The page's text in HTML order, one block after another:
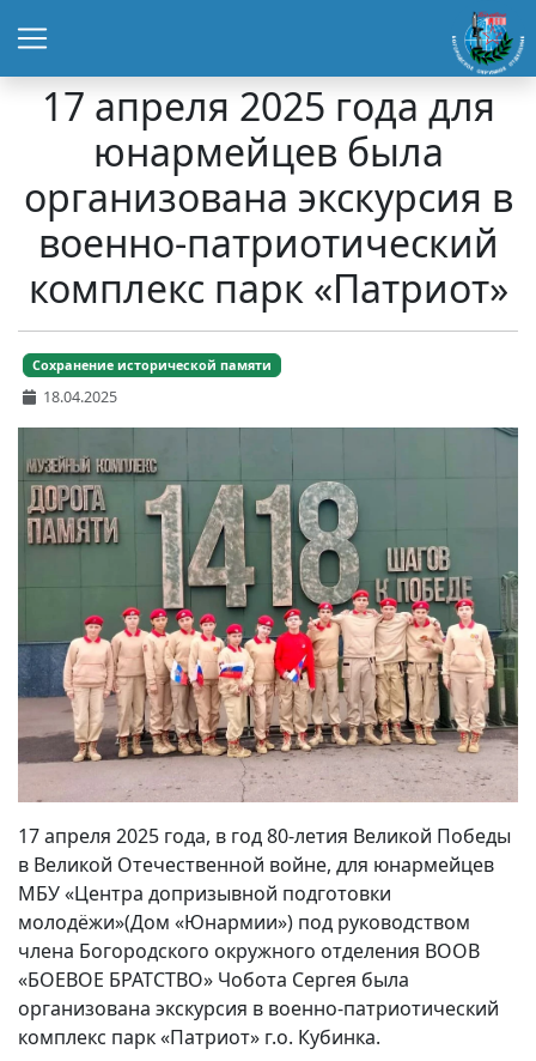
17 апреля 2025 года для
юнармейцев была
организована экскурсия в
военно-патриотический
комплекс парк «Патриот»
Сохранение исторической памяти
18.04.2025
17 апреля 2025 года, в год 80-летия Великой Победы
в Великой Отечественной войне, для юнармейцев
МБУ «Центра допризывной подготовки
молодёжи»(Дом «Юнармии») под руководством
члена Богородского окружного отделения ВООВ
«БОЕВОЕ БРАТСТВО» Чобота Сергея была
организована экскурсия в военно-патриотический
комплекс парк «Патриот» г.о. Кубинка.